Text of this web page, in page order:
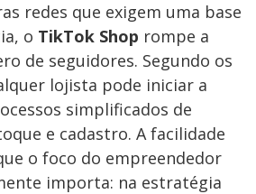
redes que exigem uma base
o TikTok Shop rompe a
de seguidores. Segundo os
lojista pode iniciar a
simplificados de
e cadastro. A facilidade
o foco do empreendedor
importa: na estratégia